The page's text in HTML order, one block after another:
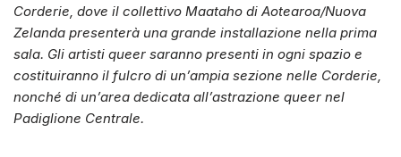
Corderie, dove il collettivo Maataho di Aotearoa/Nuova
Zelanda presenterà una grande installazione nella prima
sala. Gli artisti queer saranno presenti in ogni spazio e
costituiranno il fulcro di un’ampia sezione nelle Corderie,
nonché di un’area dedicata all’astrazione queer nel
Padiglione Centrale.